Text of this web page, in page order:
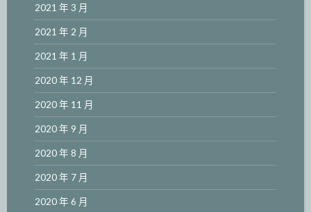
2021 年 3 月
2021 年 2 月
2021 年 1 月
2020 年 12 月
2020 年 11 月
2020 年 9 月
2020 年 8 月
2020 年 7 月
2020 年 6 月